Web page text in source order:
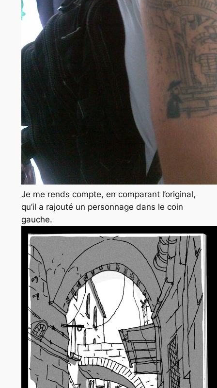
Je me rends compte, en comparant l’original,
qu’il a rajouté un personnage dans le coin
gauche.